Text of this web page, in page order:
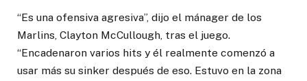
“Es una ofensiva agresiva”, dijo el mánager de los
Marlins, Clayton McCullough, tras el juego.
“Encadenaron varios hits y él realmente comenzó a
usar más su sinker después de eso. Estuvo en la zona